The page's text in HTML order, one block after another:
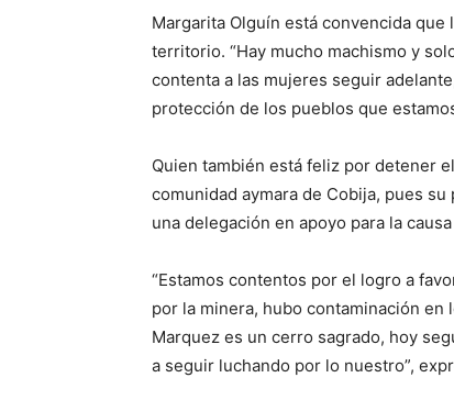
Margarita Olguín está convencida
territorio. “Hay mucho machismo y
contenta a las mujeres seguir
protección de los pueblos que
Quien también está feliz por detener
comunidad aymara de Cobija, pues
una delegación en apoyo para la
“Estamos contentos por el logro a
por la minera, hubo contaminación
Marquez es un cerro sagrado, hoy
a seguir luchando por lo nuestro”,